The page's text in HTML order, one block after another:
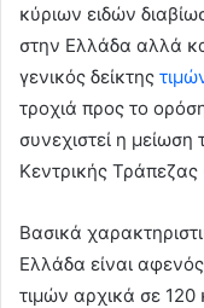
κύριων ειδών
στην Ελλάδα αλλά
γενικός δείκτης
τροχιά προς το
συνεχιστεί η
Κεντρικής
Βασικά
Ελλάδα είναι
τιμών αρχικά σε